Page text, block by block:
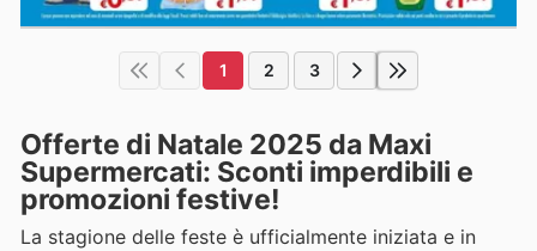
1 2 3
Offerte di Natale 2025 da Maxi
Supermercati: Sconti imperdibili e
promozioni festive!
La stagione delle feste è ufficialmente iniziata e in